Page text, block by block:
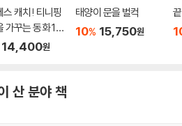
처음으로 글과 그림을 모두 작업한 그림책
치게 욕심을 부린 것 같다는 생각이 최근
어린이에 대한 고려보다는 작가의 생각
두 다시 그렸습니다. 글도 덜어 낼 수 있
스 캐치! 티니핑
가꾸는 동화 10
린 프린세스 회
14,400원
태양이 문을 벌컥
10% 15,750원
산 분야 책